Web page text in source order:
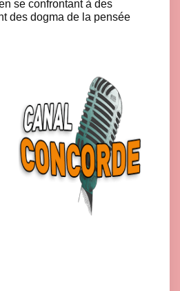
se confrontant à des
des dogma de la pensée